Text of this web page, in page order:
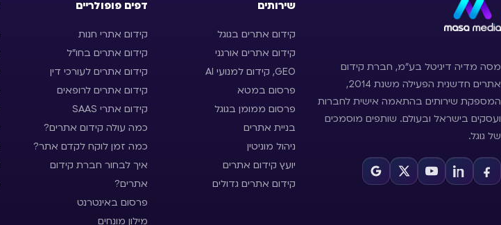
מסה מדיה דיגיטל בע״מ, חברת קידום
אתרים חדשנית הפעילה משנת 2014,
המספקת שירותים בהתאמה אישית לחברות
ועסקים בישראל ובעולם. שותפים מוסמכים
של גוגל.
שירותים
קידום אתרים בגוגל
קידום אתרים אורגני
GEO, קידום למנועי AI
פרסום במטא
פרסום ממומן בגוגל
בניית אתרים
ניהול מוניטין
יועץ קידום אתרים
קידום אתרים גדולים
דפים פופולריים
קידום אתרי חנות
קידום אתרים בחו״ל
קידום אתרים לעורכי דין
קידום אתרים לרופאים
קידום אתרי SAAS
כמה עולה קידום אתרים?
כמה זמן לוקח לקדם אתר?
איך לבחור חברת קידום
אתרים?
פרסום באינטרנט
מילון מונחים